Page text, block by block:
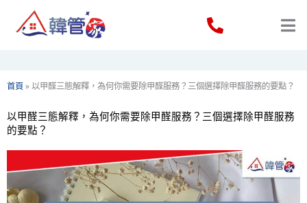
首頁»以甲醛三態解釋，為何你需要除甲醛服務？三個選擇除甲醛服務的要點？
以甲醛三態解釋，為何你需要除甲醛服務？三個選擇除甲醛服務
的要點？